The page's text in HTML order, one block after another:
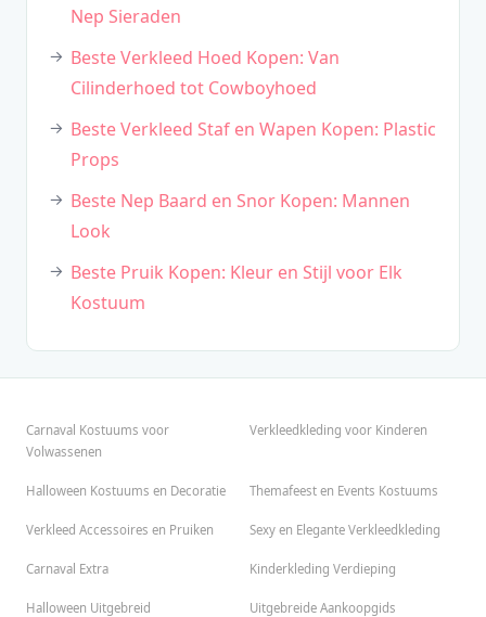
Nep Sieraden
Beste Verkleed Hoed Kopen: Van
Cilinderhoed tot Cowboyhoed
Beste Verkleed Staf en Wapen Kopen: Plastic
Props
Beste Nep Baard en Snor Kopen: Mannen
Look
Beste Pruik Kopen: Kleur en Stijl voor Elk
Kostuum
Carnaval Kostuums voor
Volwassenen
Verkleedkleding voor Kinderen
Halloween Kostuums en Decoratie Themafeest en Events Kostuums
Verkleed Accessoires en Pruiken Sexy en Elegante Verkleedkleding
Carnaval Extra Kinderkleding Verdieping
Halloween Uitgebreid Uitgebreide Aankoopgids